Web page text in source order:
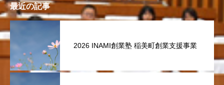
最近の記事
2026 INAMI創業塾 稲美町創業支援事業